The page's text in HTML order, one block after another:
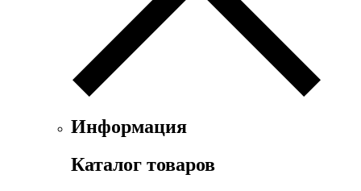
Информация
Каталог товаров